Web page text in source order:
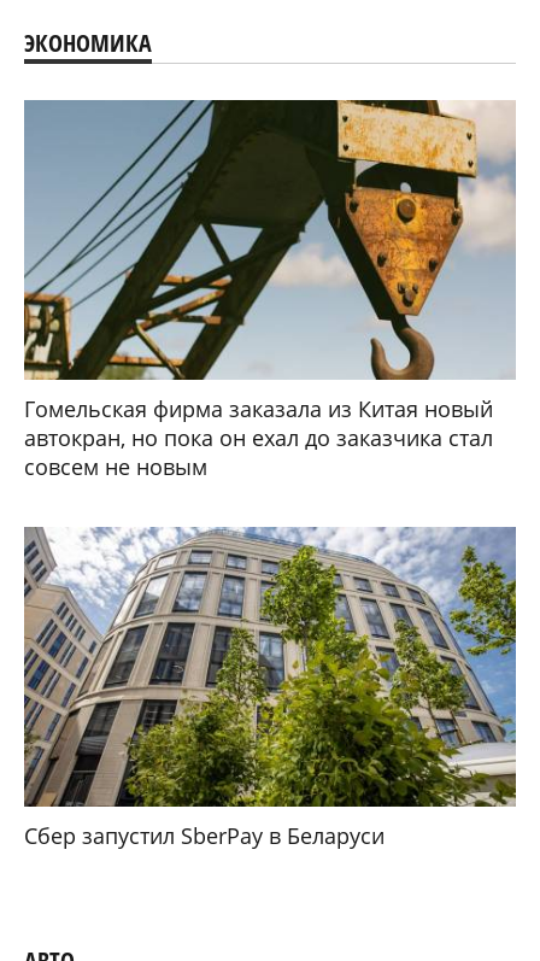
ЭКОНОМИКА
Гомельская фирма заказала из Китая новый
автокран, но пока он ехал до заказчика стал
совсем не новым
Сбер запустил SberPay в Беларуси